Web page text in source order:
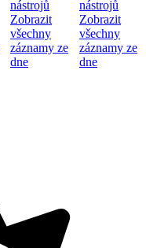
nástrojů
Zobrazit
všechny
záznamy ze
dne
nástrojů
Zobrazit
všechny
záznamy ze
dne